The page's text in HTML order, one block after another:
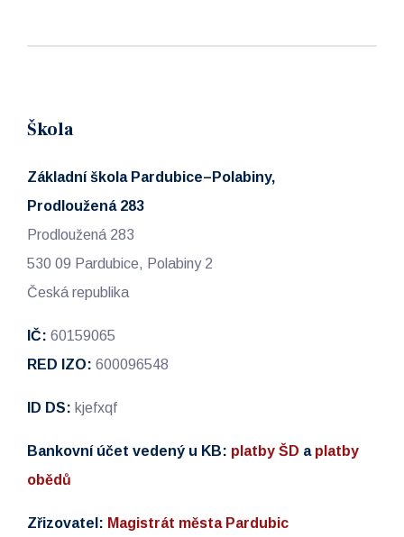
Škola
Základní škola Pardubice–Polabiny,
Prodloužená 283
Prodloužená 283
530 09 Pardubice, Polabiny 2
Česká republika
IČ: 60159065
RED IZO: 600096548
ID DS: kjefxqf
Bankovní účet vedený u KB: platby ŠD a platby
obědů
Zřizovatel: Magistrát města Pardubic